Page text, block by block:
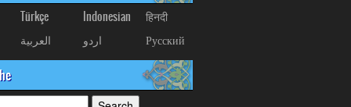
Türkçe Indonesian
हिनदी
العربیة
اردو Русский